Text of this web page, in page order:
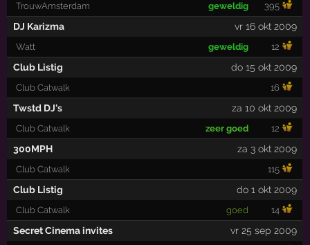
TrouwAmsterdam geweldig 395
DJ Karizma vr 16 okt 2009
Watt geweldig 12
Club Listig do 15 okt 2009
Club Catwalk 16
Twstd DJ's za 10 okt 2009
Club Catwalk zeer goed 12
300MPH za 3 okt 2009
Club Catwalk 115
Club Listig do 1 okt 2009
Club Catwalk goed 14
Secret Cinema invites vr 25 sep 2009